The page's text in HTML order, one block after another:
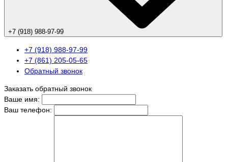
+7 (918) 988-97-99
+7 (918) 988-97-99
+7 (861) 205-05-65
Обратный звонок
Заказать обратный звонок
Ваше имя:
Ваш телефон: